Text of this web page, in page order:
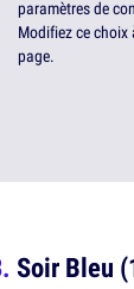
paramètres de
Modifiez ce
page.
Soir Bleu